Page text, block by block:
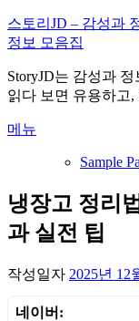
내
용
로
바
가
스토리JD – 감성과
정보 모음집
StoryJD는 감성과
읽다 보면 유용하고
메뉴
Sample
냉장고 정리
과 실전 팁
작성일자 2025년 12
네이버: